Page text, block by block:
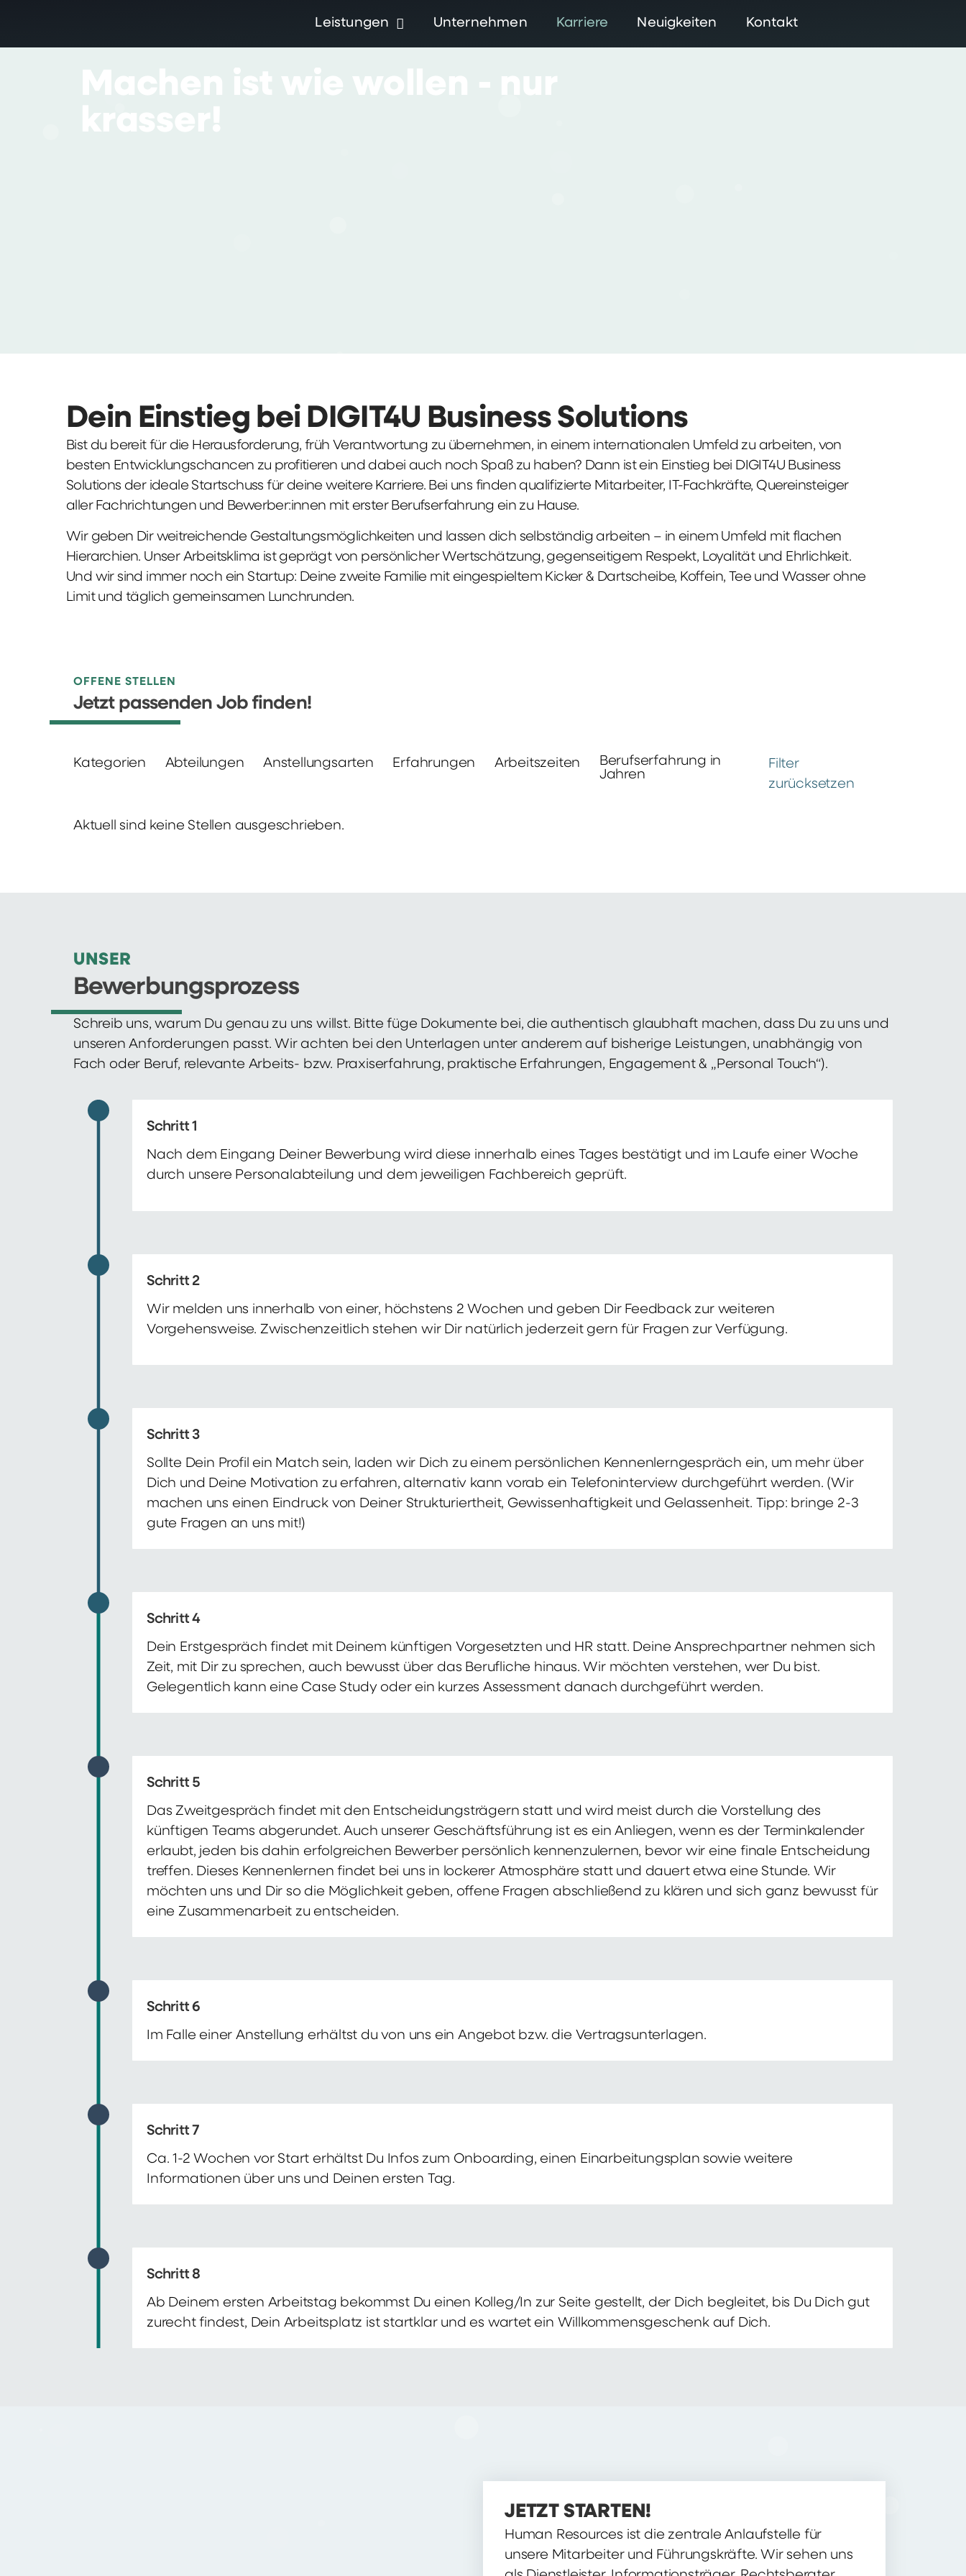
Leistungen Unternehmen Karriere Neuigkeiten Kontakt
Dein Einstieg bei DIGIT4U Business Solutions
Bist du bereit für die Herausforderung, früh Verantwortung zu übernehmen, in einem internationalen Umfeld zu arbeiten, von
besten Entwicklungschancen zu profitieren und dabei auch noch Spaß zu haben? Dann ist ein Einstieg bei DIGIT4U Business
Solutions der ideale Startschuss für deine weitere Karriere. Bei uns finden qualifizierte Mitarbeiter, IT-Fachkräfte, Quereinsteiger
aller Fachrichtungen und Bewerber:innen mit erster Berufserfahrung ein zu Hause.
Wir geben Dir weitreichende Gestaltungsmöglichkeiten und lassen dich selbständig arbeiten – in einem Umfeld mit flachen
Hierarchien. Unser Arbeitsklima ist geprägt von persönlicher Wertschätzung, gegenseitigem Respekt, Loyalität und Ehrlichkeit.
Und wir sind immer noch ein Startup: Deine zweite Familie mit eingespieltem Kicker & Dartscheibe, Koffein, Tee und Wasser ohne
Limit und täglich gemeinsamen Lunchrunden.
OFFENE STELLEN
Jetzt passenden Job finden!
Kategorien Abteilungen Anstellungsarten Erfahrungen Arbeitszeiten
Berufserfahrung in
Jahren
Filter
zurücksetzen
Aktuell sind keine Stellen ausgeschrieben.
UNSER
Bewerbungsprozess
Schreib uns, warum Du genau zu uns willst. Bitte füge Dokumente bei, die authentisch glaubhaft machen, dass Du zu uns und
unseren Anforderungen passt. Wir achten bei den Unterlagen unter anderem auf bisherige Leistungen, unabhängig von
Fach oder Beruf, relevante Arbeits- bzw. Praxiserfahrung, praktische Erfahrungen, Engagement & „Personal Touch“).
Schritt 1
Nach dem Eingang Deiner Bewerbung wird diese innerhalb eines Tages bestätigt und im Laufe einer Woche
durch unsere Personalabteilung und dem jeweiligen Fachbereich geprüft.
Schritt 2
Wir melden uns innerhalb von einer, höchstens 2 Wochen und geben Dir Feedback zur weiteren
Vorgehensweise. Zwischenzeitlich stehen wir Dir natürlich jederzeit gern für Fragen zur Verfügung.
Schritt 3
Sollte Dein Profil ein Match sein, laden wir Dich zu einem persönlichen Kennenlerngespräch ein, um mehr über
Dich und Deine Motivation zu erfahren, alternativ kann vorab ein Telefoninterview durchgeführt werden. (Wir
machen uns einen Eindruck von Deiner Strukturiertheit, Gewissenhaftigkeit und Gelassenheit. Tipp: bringe 2-3
gute Fragen an uns mit!)
Schritt 4
Dein Erstgespräch findet mit Deinem künftigen Vorgesetzten und HR statt. Deine Ansprechpartner nehmen sich
Zeit, mit Dir zu sprechen, auch bewusst über das Berufliche hinaus. Wir möchten verstehen, wer Du bist.
Gelegentlich kann eine Case Study oder ein kurzes Assessment danach durchgeführt werden.
Schritt 5
Das Zweitgespräch findet mit den Entscheidungsträgern statt und wird meist durch die Vorstellung des
künftigen Teams abgerundet. Auch unserer Geschäftsführung ist es ein Anliegen, wenn es der Terminkalender
erlaubt, jeden bis dahin erfolgreichen Bewerber persönlich kennenzulernen, bevor wir eine finale Entscheidung
treffen. Dieses Kennenlernen findet bei uns in lockerer Atmosphäre statt und dauert etwa eine Stunde. Wir
möchten uns und Dir so die Möglichkeit geben, offene Fragen abschließend zu klären und sich ganz bewusst für
eine Zusammenarbeit zu entscheiden.
Schritt 6
Im Falle einer Anstellung erhältst du von uns ein Angebot bzw. die Vertragsunterlagen.
Schritt 7
Ca. 1-2 Wochen vor Start erhältst Du Infos zum Onboarding, einen Einarbeitungsplan sowie weitere
Informationen über uns und Deinen ersten Tag.
Schritt 8
Ab Deinem ersten Arbeitstag bekommst Du einen Kolleg/In zur Seite gestellt, der Dich begleitet, bis Du Dich gut
zurecht findest, Dein Arbeitsplatz ist startklar und es wartet ein Willkommensgeschenk auf Dich.
JETZT STARTEN!
Human Resources ist die zentrale Anlaufstelle für
unsere Mitarbeiter und Führungskräfte. Wir sehen uns